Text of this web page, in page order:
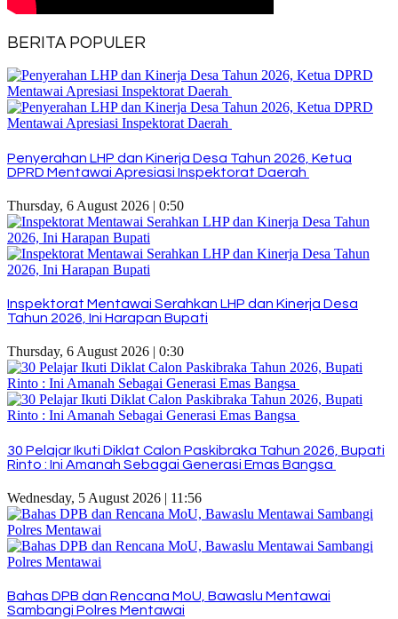
BERITA POPULER
Penyerahan LHP dan Kinerja Desa Tahun 2026, Ketua
DPRD Mentawai Apresiasi Inspektorat Daerah
Thursday, 6 August 2026 | 0:50
Inspektorat Mentawai Serahkan LHP dan Kinerja Desa
Tahun 2026, Ini Harapan Bupati
Thursday, 6 August 2026 | 0:30
30 Pelajar Ikuti Diklat Calon Paskibraka Tahun 2026, Bupati
Rinto : Ini Amanah Sebagai Generasi Emas Bangsa
Wednesday, 5 August 2026 | 11:56
Bahas DPB dan Rencana MoU, Bawaslu Mentawai
Sambangi Polres Mentawai